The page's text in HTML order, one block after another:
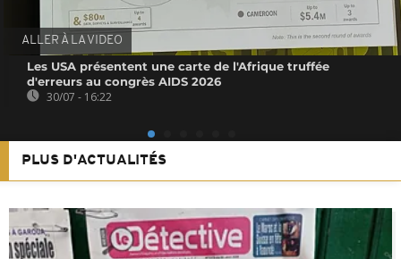
ALLER À LA VIDEO
Les USA présentent une carte de l'Afrique truffée
d'erreurs au congrès AIDS 2026
30/07 - 16:22
PLUS D'ACTUALITÉS